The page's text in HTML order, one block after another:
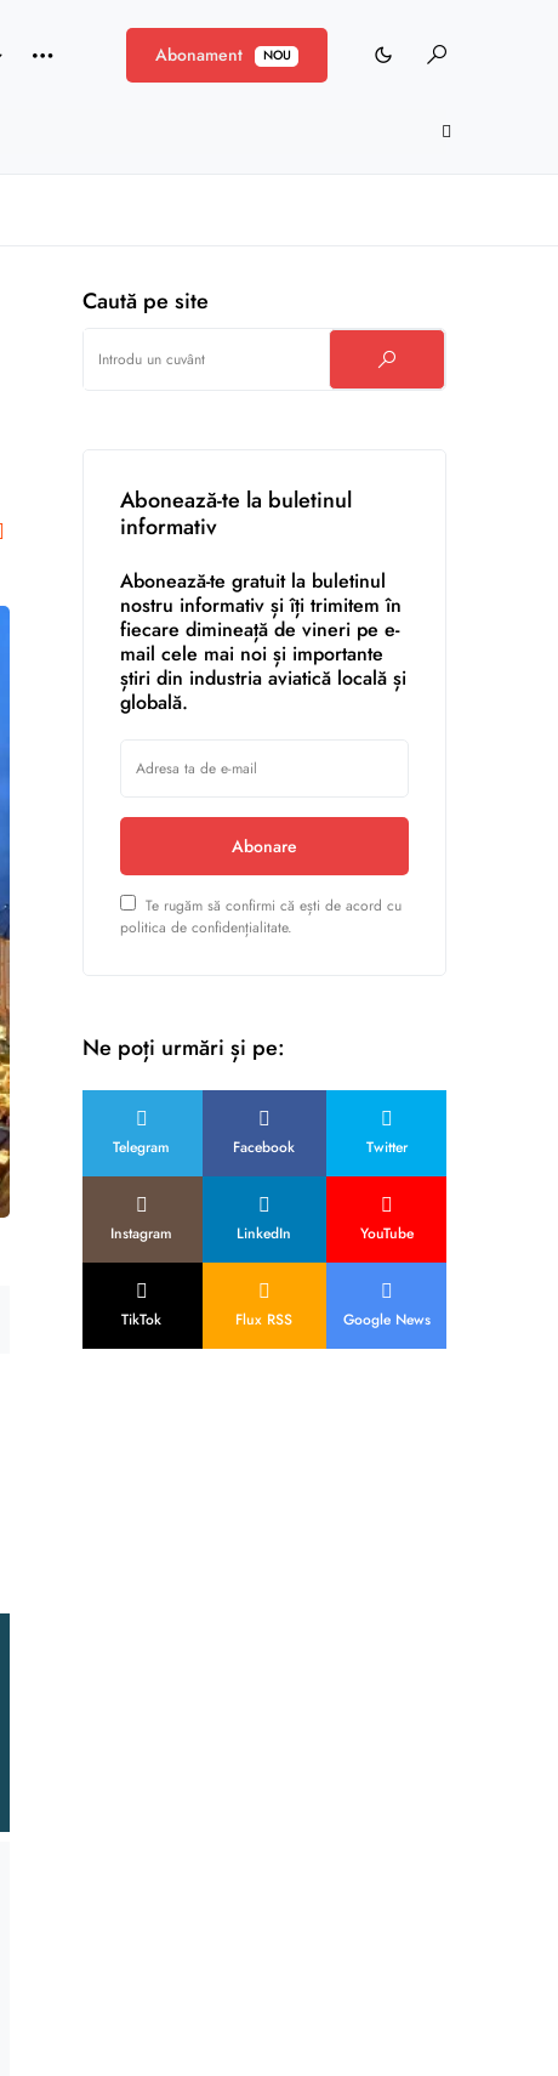
Abonament NOU
Caută pe site
Abonează-te la buletinul
informativ
Abonează-te gratuit la buletinul
nostru informativ și îți trimitem în
fiecare dimineață de vineri pe e-
mail cele mai noi și importante
știri din industria aviatică locală și
globală.
Abonare
Te rugăm să confirmi că ești de acord cu
politica de confidențialitate.
Ne poți urmări și pe:
Telegram Facebook Twitter
Instagram LinkedIn YouTube
TikTok Flux RSS Google News